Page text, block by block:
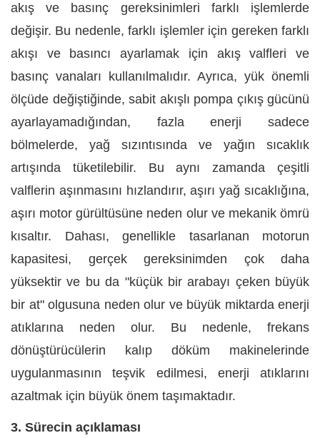
akış ve basınç gereksinimleri farklı işlemlerde
değişir. Bu nedenle, farklı işlemler için gereken farklı
akışı ve basıncı ayarlamak için akış valfleri ve
basınç vanaları kullanılmalıdır. Ayrıca, yük önemli
ölçüde değiştiğinde, sabit akışlı pompa çıkış gücünü
ayarlayamadığından, fazla enerji sadece
bölmelerde, yağ sızıntısında ve yağın sıcaklık
artışında tüketilebilir. Bu aynı zamanda çeşitli
valflerin aşınmasını hızlandırır, aşırı yağ sıcaklığına,
aşırı motor gürültüsüne neden olur ve mekanik ömrü
kısaltır. Dahası, genellikle tasarlanan motorun
kapasitesi, gerçek gereksinimden çok daha
yüksektir ve bu da "küçük bir arabayı çeken büyük
bir at" olgusuna neden olur ve büyük miktarda enerji
atıklarına neden olur. Bu nedenle, frekans
dönüştürücülerin kalıp döküm makinelerinde
uygulanmasının teşvik edilmesi, enerji atıklarını
azaltmak için büyük önem taşımaktadır.
3. Sürecin açıklaması